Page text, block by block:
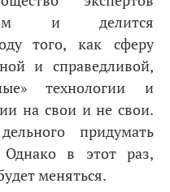
и делится
того, как сферу
и справедливой,
технологии и
на свои и не свои.
придумать
Однако в этот раз,
меняться.